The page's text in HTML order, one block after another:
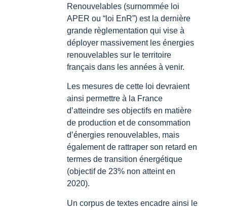
Renouvelables (surnommée loi
APER ou “loi EnR”) est la dernière
grande règlementation qui vise à
déployer massivement les énergies
renouvelables sur le territoire
français dans les années à venir.
Les mesures de cette loi devraient
ainsi permettre à la France
d’atteindre ses objectifs en matière
de production et de consommation
d’énergies renouvelables, mais
également de rattraper son retard en
termes de transition énergétique
(objectif de 23% non atteint en
2020).
Un corpus de textes encadre ainsi le